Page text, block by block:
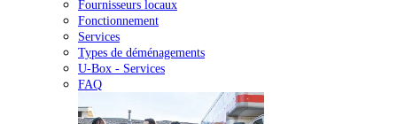
Fournisseurs locaux
Fonctionnement
Services
Types de déménagements
U-Box - Services
FAQ